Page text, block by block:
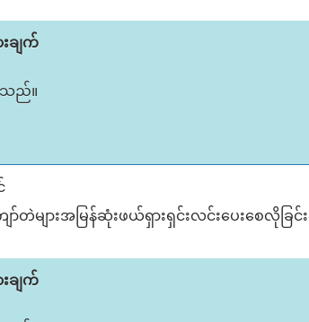
ချက်
သည်။
ော်တဲများအမြန်ဆုံးဖယ်ရှားရှင်းလင်းပေးစေလိုခြင်
ချက်